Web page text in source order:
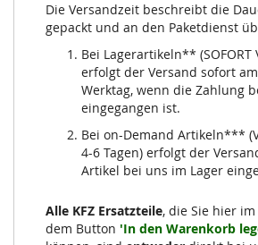
Die Versandzeit beschreibt die
gepackt und an den Paketdienst
Bei Lagerartikeln**
erfolgt der Versand sofort
Werktag, wenn die Zahlung
eingegangen ist.
Bei on-Demand Artikeln***
4-6 Tagen) erfolgt der
Artikel bei uns im Lager
Alle KFZ Ersatzteile, die Sie hier
dem Button 'In den Warenkorb